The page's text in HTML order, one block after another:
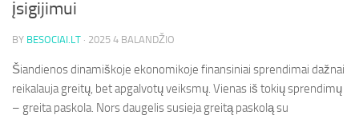
įsigijimui
BY BESOCIAI.LT · 2025 4 BALANDŽIO
Šiandienos dinamiškoje ekonomikoje finansiniai sprendimai dažnai
reikalauja greitų, bet apgalvotų veiksmų. Vienas iš tokių sprendimų
– greita paskola. Nors daugelis susieja greitą paskolą su